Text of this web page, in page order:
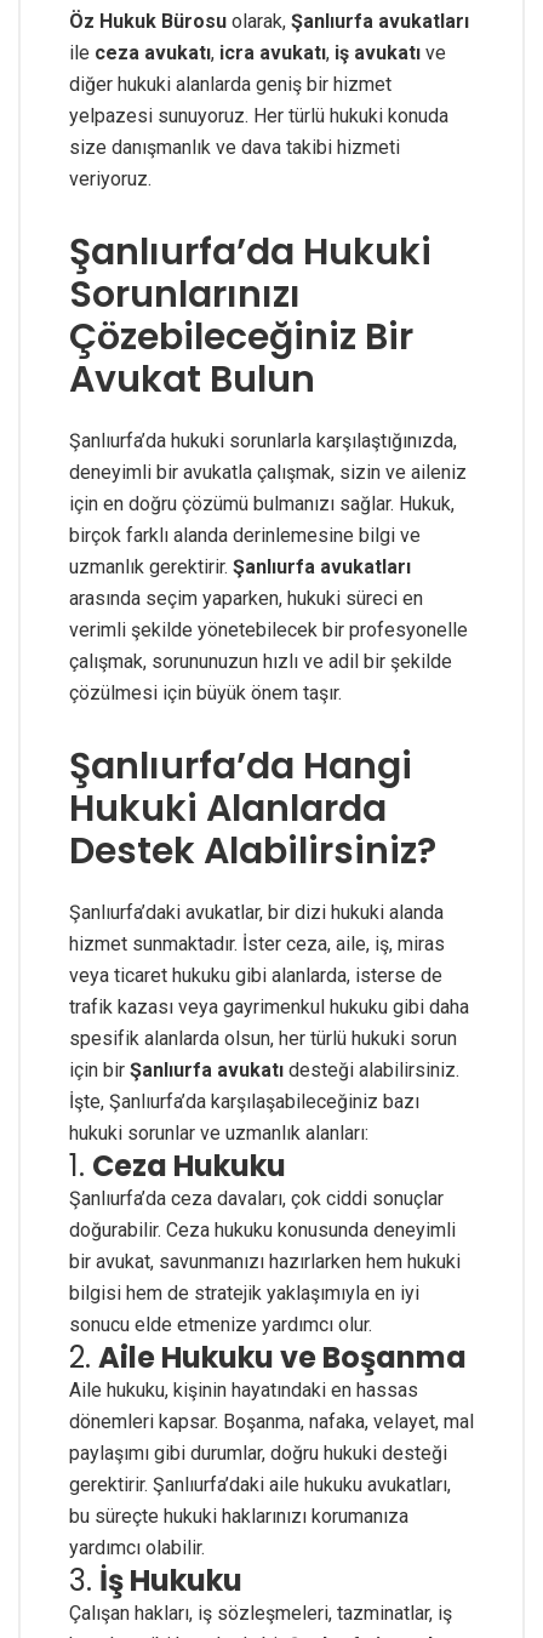
Öz Hukuk Bürosu olarak, Şanlıurfa avukatları
ile ceza avukatı, icra avukatı, iş avukatı ve
diğer hukuki alanlarda geniş bir hizmet
yelpazesi sunuyoruz. Her türlü hukuki konuda
size danışmanlık ve dava takibi hizmeti
veriyoruz.
Şanlıurfa’da Hukuki
Sorunlarınızı
Çözebileceğiniz Bir
Avukat Bulun
Şanlıurfa’da hukuki sorunlarla karşılaştığınızda,
deneyimli bir avukatla çalışmak, sizin ve aileniz
için en doğru çözümü bulmanızı sağlar. Hukuk,
birçok farklı alanda derinlemesine bilgi ve
uzmanlık gerektirir. Şanlıurfa avukatları
arasında seçim yaparken, hukuki süreci en
verimli şekilde yönetebilecek bir profesyonelle
çalışmak, sorununuzun hızlı ve adil bir şekilde
çözülmesi için büyük önem taşır.
Şanlıurfa’da Hangi
Hukuki Alanlarda
Destek Alabilirsiniz?
Şanlıurfa’daki avukatlar, bir dizi hukuki alanda
hizmet sunmaktadır. İster ceza, aile, iş, miras
veya ticaret hukuku gibi alanlarda, isterse de
trafik kazası veya gayrimenkul hukuku gibi daha
spesifik alanlarda olsun, her türlü hukuki sorun
için bir Şanlıurfa avukatı desteği alabilirsiniz.
İşte, Şanlıurfa’da karşılaşabileceğiniz bazı
hukuki sorunlar ve uzmanlık alanları:
1. Ceza Hukuku
Şanlıurfa’da ceza davaları, çok ciddi sonuçlar
doğurabilir. Ceza hukuku konusunda deneyimli
bir avukat, savunmanızı hazırlarken hem hukuki
bilgisi hem de stratejik yaklaşımıyla en iyi
sonucu elde etmenize yardımcı olur.
2. Aile Hukuku ve Boşanma
Aile hukuku, kişinin hayatındaki en hassas
dönemleri kapsar. Boşanma, nafaka, velayet, mal
paylaşımı gibi durumlar, doğru hukuki desteği
gerektirir. Şanlıurfa’daki aile hukuku avukatları,
bu süreçte hukuki haklarınızı korumanıza
yardımcı olabilir.
3. İş Hukuku
Çalışan hakları, iş sözleşmeleri, tazminatlar, iş